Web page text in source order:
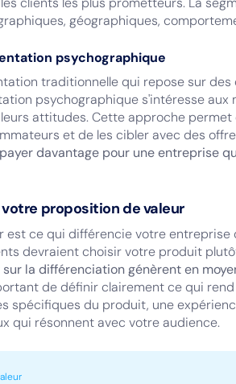
géographiques,
psychographique
traditionnelle qui repose sur
psychographique s'intéresse
attitudes. Cette approche
et de les cibler avec des
davantage pour une entreprise
proposition de valeur
ce qui différencie votre entreprise
devraient choisir votre produit
la différenciation génèrent en
de définir clairement ce qui
spécifiques du produit, une
qui résonnent avec votre audience.